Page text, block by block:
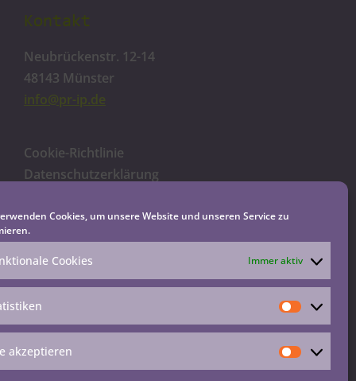
Cookies, um unsere Website und unseren Service zu
Cookies Immer aktiv
akzeptieren
Kontakt
Neubrückenstr. 12-14
48143 Münster
info@pr-ip.de
Cookie-Richtlinie
Datenschutzerklärung
Haftungsausschluss